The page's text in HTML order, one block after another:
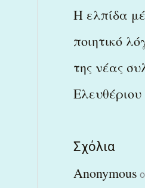
Η ελπίδα
ποιητικό
της νέας
Ελευθέριου
Σχόλια
Anonymous